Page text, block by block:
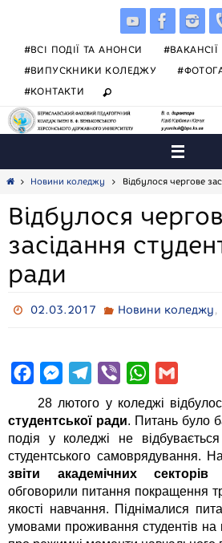
#ВСІ ПОДІЇ ТА АНОНСИ
#ВАКАНСІЇ
#ВИПУСКНИКИ КОЛЕДЖУ
#КОНТАКТИ
HomeНовини коледжу Відбулося чергове
Відбулося
засідання
ради
02.03.2017 Новини коледжу,
a
c
e
b
o
k
M
s
s
e
g
e
l
e
g
a
m
b
e
r
W
a
t
s
p
p
m
a
i
l
28 лютого у коледжі
студентської ради. Питань було
подія у коледжі не
студентського самоврядування.
звіти академічних
обговорили питання покращення
якості навчання. Піднімалися
умовами проживання студентів на